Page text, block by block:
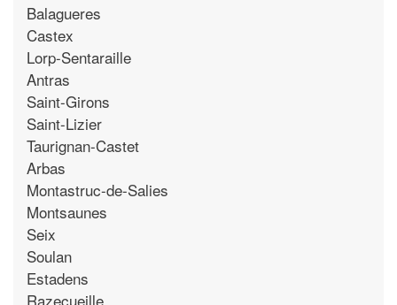
Balagueres
Castex
Lorp-Sentaraille
Antras
Saint-Girons
Saint-Lizier
Taurignan-Castet
Arbas
Montastruc-de-Salies
Montsaunes
Seix
Soulan
Estadens
Razecueille